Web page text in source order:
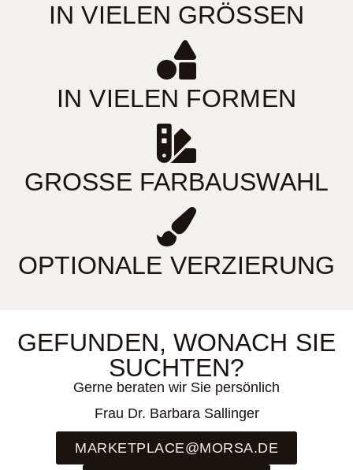
IN VIELEN GRÖSSEN
IN VIELEN FORMEN
GROSSE FARBAUSWAHL
OPTIONALE VERZIERUNG
GEFUNDEN, WONACH SIE
SUCHTEN?
Gerne beraten wir Sie persönlich
Frau Dr. Barbara Sallinger
MARKETPLACE@MORSA.DE